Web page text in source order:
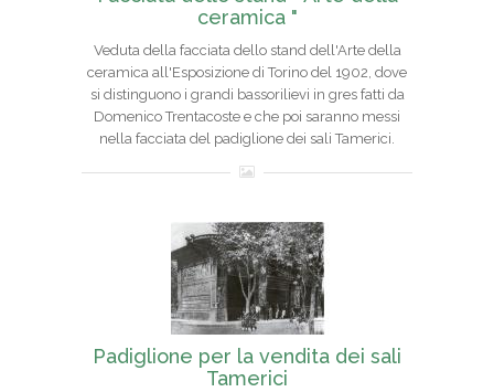
ceramica "
Veduta della facciata dello stand dell'Arte della
ceramica all'Esposizione di Torino del 1902, dove
si distinguono i grandi bassorilievi in gres fatti da
Domenico Trentacoste e che poi saranno messi
nella facciata del padiglione dei sali Tamerici.
Padiglione per la vendita dei sali
Tamerici